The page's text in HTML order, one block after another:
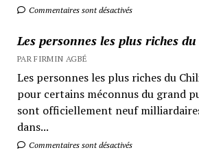
Commentaires sont désactivés
Les personnes les plus riches
PAR FIRMIN AGBÉ
Les personnes les plus riches du
pour certains méconnus du grand
sont officiellement neuf
dans...
Commentaires sont désactivés